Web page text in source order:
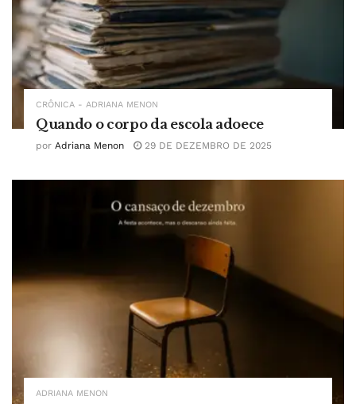
CRÔNICA - ADRIANA MENON
Quando o corpo da escola adoece
por Adriana Menon 29 DE DEZEMBRO DE 2025
ADRIANA MENON